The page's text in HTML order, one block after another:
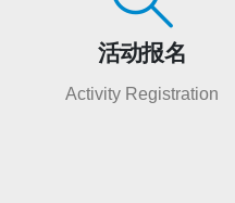
活动报名
Activity Registration